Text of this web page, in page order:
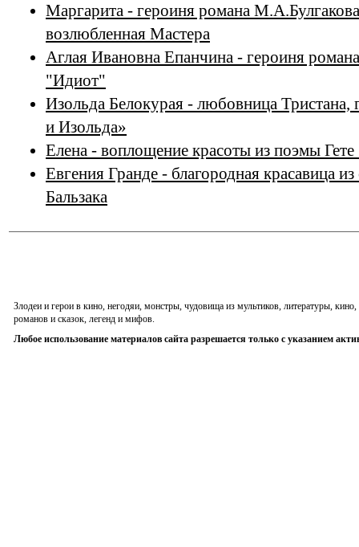
Маргарита - героиня романа
возлюбленная Мастера
Аглая Ивановна Епанчина - героиня
"Идиот"
Изольда Белокурая - любовница Тристана,
и Изольда»
Елена - воплощение красоты из поэмы
Евгения Гранде - благородная красавица
Бальзака
Злодеи и герои в кино, негодяи, монстры, чудовища из мультиков, литературы,
романов и сказок, легенд и мифов.
Любое использование материалов сайта разрешается только с указанием